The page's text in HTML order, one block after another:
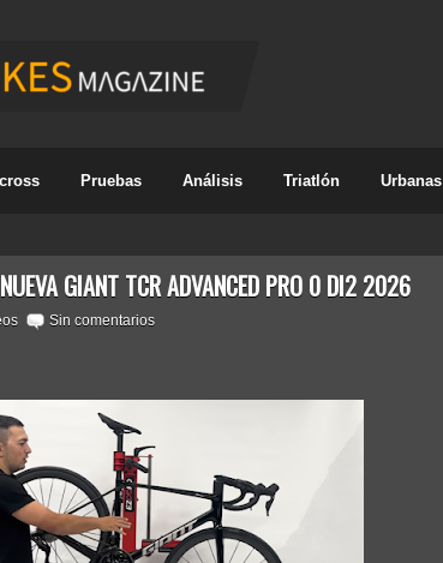
Pruebas Análisis Triatlón Urbanas
GIANT TCR ADVANCED PRO 0 DI2 2026
Sin comentarios